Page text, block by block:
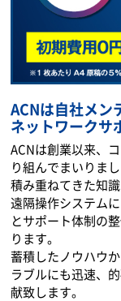
ACNは自社メン
ネットワークサ
ACNは創業以来、
り組んでまいりまし
積み重ねてきた知
遠隔操作システム
とサポート体制の
ります。
蓄積したノウハウ
ラブルにも迅速、
献致します。